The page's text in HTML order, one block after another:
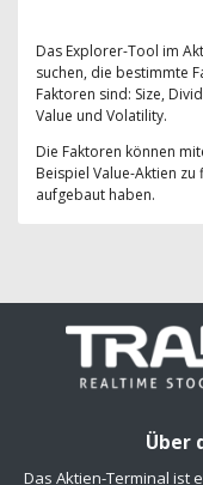
Das Explorer-Tool im
suchen, die bestimmte
Faktoren sind: Size,
Value und Volatility.
Die Faktoren können
Beispiel Value-Aktien
aufgebaut haben.
Über
Das Aktien-Terminal ist